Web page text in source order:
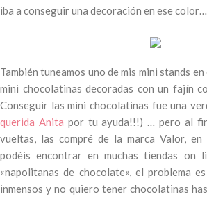
iba a conseguir una decoración en ese color…
También tuneamos uno de mis mini stands
mini chocolatinas decoradas con un fajín
Conseguir las mini chocolatinas fue una
querida Anita por tu ayuda!!!) … pero al
vueltas, las compré de la marca Valor, en
podéis encontrar en muchas tiendas on
«napolitanas de chocolate», el problema
inmensos y no quiero tener chocolatinas